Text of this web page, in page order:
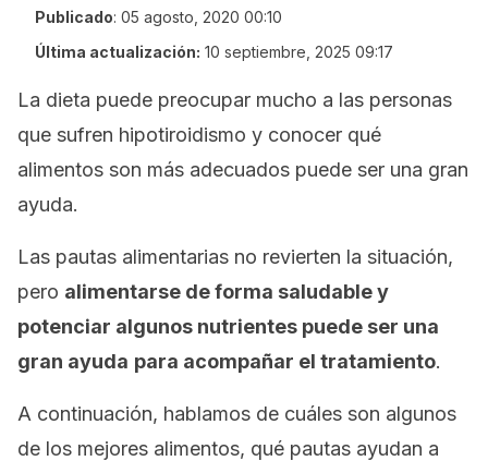
Publicado: 05 agosto, 2020 00:10
Última actualización: 10 septiembre, 2025 09:17
La dieta puede preocupar mucho a las personas
que sufren hipotiroidismo y conocer qué
alimentos son más adecuados puede ser una gran
ayuda.
Las pautas alimentarias no revierten la situación,
pero alimentarse de forma saludable y
potenciar algunos nutrientes puede ser una
gran ayuda para acompañar el tratamiento.
A continuación, hablamos de cuáles son algunos
de los mejores alimentos, qué pautas ayudan a